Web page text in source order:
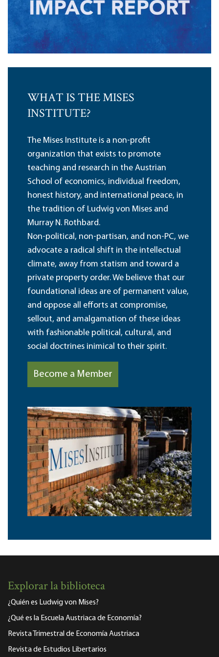
WHAT IS THE MISES
INSTITUTE?
The Mises Institute is a non-profit
organization that exists to promote
teaching and research in the Austrian
School of economics, individual freedom,
honest history, and international peace, in
the tradition of Ludwig von Mises and
Murray N. Rothbard.
Non-political, non-partisan, and non-PC, we
advocate a radical shift in the intellectual
climate, away from statism and toward a
private property order. We believe that our
foundational ideas are of permanent value,
and oppose all efforts at compromise,
sellout, and amalgamation of these ideas
with fashionable political, cultural, and
social doctrines inimical to their spirit.
Become a Member
Explorar la biblioteca
¿Quién es Ludwig von Mises?
¿Qué es la Escuela Austriaca de Economía?
Revista Trimestral de Economía Austriaca
Revista de Estudios Libertarios